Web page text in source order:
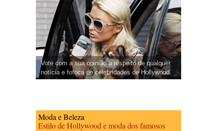
Vote com a sua opinião a respeito de qualquer
notícia e fofoca de celebridades de Hollywood.
Moda e Beleza
Estilo de Hollywood e moda dos famosos